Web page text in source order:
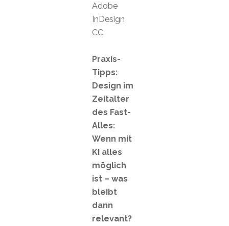
Adobe
InDesign
CC.
Praxis-
Tipps:
Design im
Zeitalter
des Fast-
Alles:
Wenn mit
KI alles
möglich
ist – was
bleibt
dann
relevant?